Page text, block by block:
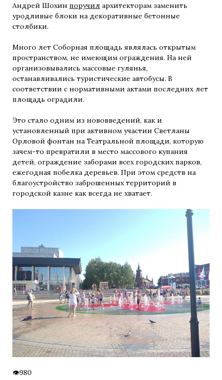
Андрей Шохин поручил архитекторам заменить
уродливые блоки на декоративные бетонные
столбики.
Много лет Соборная площадь являлась открытым
пространством, не имеющим ограждения. На ней
организовывались массовые гулянья,
останавливались туристические автобусы. В
соответствии с нормативными актами последних лет
площадь оградили.
Это стало одним из нововведений, как и
установленный при активном участии Светланы
Орловой фонтан на Театральной площади, которую
зачем-то превратили в место массового купания
детей, ограждение заборами всех городских парков,
ежегодная побелка деревьев. При этом средств на
благоустройство заброшенных территорий в
городской казне как всегда не хватает.
980